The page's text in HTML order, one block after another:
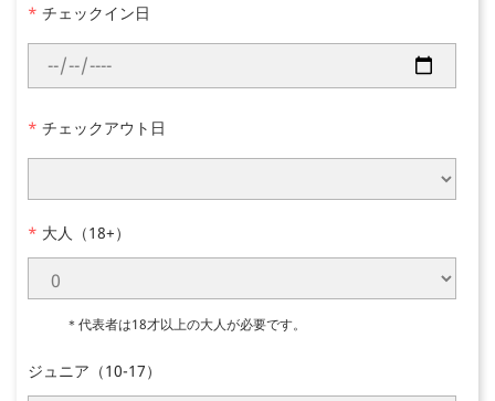
* チェックイン日
* チェックアウト日
* 大人（18+）
＊代表者は18才以上の大人が必要です。
ジュニア（10-17）